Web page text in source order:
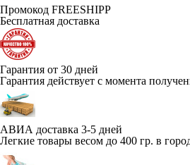
Промокод FREESHIPP
Бесплатная доставка
Гарантия от 30 дней
Гарантия действует с момента
АВИА доставка 3-5 дней
Легкие товары весом до 400 гр. в